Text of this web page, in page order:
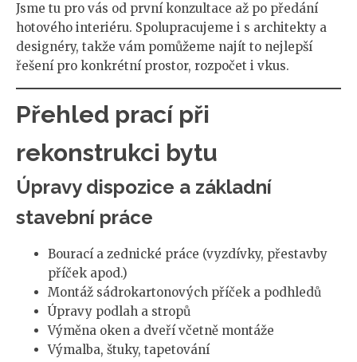
Jsme tu pro vás od první konzultace až po předání
hotového interiéru. Spolupracujeme i s architekty a
designéry, takže vám pomůžeme najít to nejlepší
řešení pro konkrétní prostor, rozpočet i vkus.
Přehled prací při
rekonstrukci bytu
Úpravy dispozice a základní
stavební práce
Bourací a zednické práce (vyzdívky, přestavby
příček apod.)
Montáž sádrokartonových příček a podhledů
Úpravy podlah a stropů
Výměna oken a dveří včetně montáže
Výmalba, štuky, tapetování